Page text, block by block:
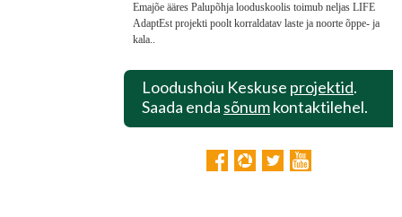
Emajõe ääres Palupõhja looduskoolis toimub neljas LIFE
AdaptEst projekti poolt korraldatav laste ja noorte õppe- ja
kala..
Loodushoiu Keskuse projektid.
Saada enda sõnumkontaktilehel.